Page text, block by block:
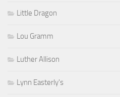
Little Dragon
Lou Gramm
Luther Allison
Lynn Easterly's